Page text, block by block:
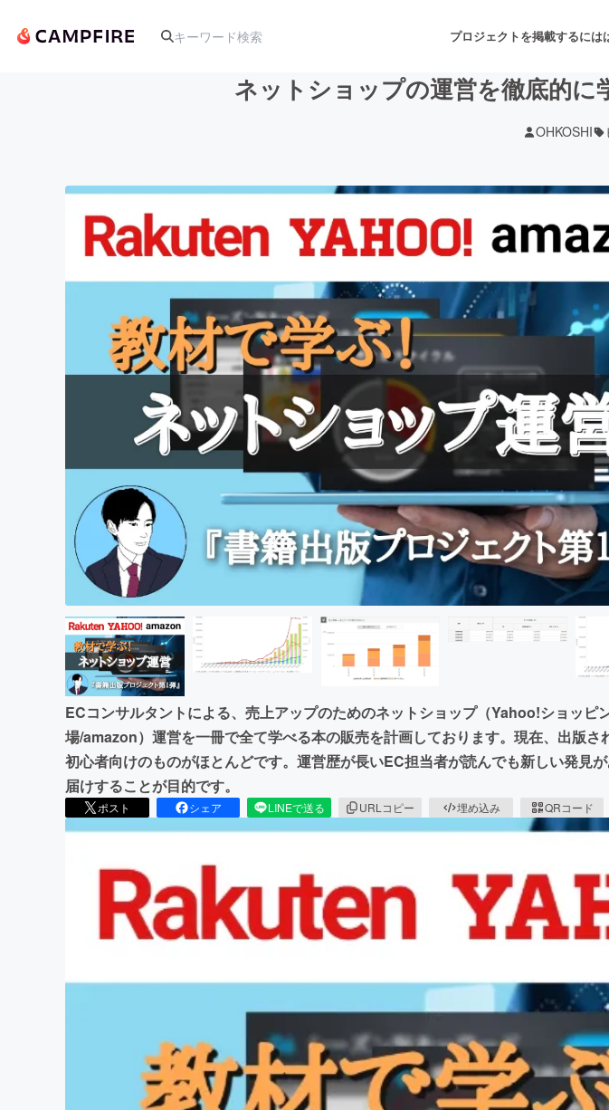
プロジェクトを掲載するには
アート・写真 音楽
映像・映画 書籍・雑誌出版
ビジネス・起業 チャレンジ
まちづくり・地域活性化
CAMPFIRE for Social
CAMPFIREふるさと納
ネットショップの運営を徹底的に
OHKOSHI
ECコンサルタントによる、売上アップのためのネットショップ（Yahoo!ショッピ
場/amazon）運営を一冊で全て学べる本の販売を計画しております。現在、出版さ
初心者向けのものがほとんどです。運営歴が長いEC担当者が読んでも新しい発見
届けすることが目的です。
ポスト シェア LINEで送る URLコピー 埋め込み QRコード